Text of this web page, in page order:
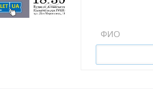
ФИО